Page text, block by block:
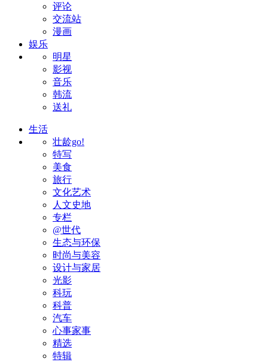
评论
交流站
漫画
娱乐
明星
影视
音乐
韩流
送礼
生活
壮龄go!
特写
美食
旅行
文化艺术
人文史地
专栏
@世代
生态与环保
时尚与美容
设计与家居
光影
科玩
科普
汽车
心事家事
精选
特辑